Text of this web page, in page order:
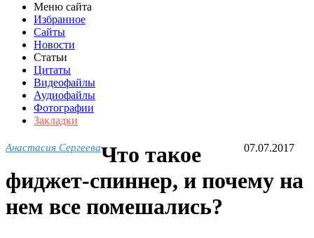
Меню сайта
Избранное
Сайты
Новости
Статьи
Цитаты
Видеофайлы
Аудиофайлы
Фотографии
Закладки
Анастасия Сергеева 07.07.2017
Что такое
фиджет-спиннер, и почему на
нем все помешались?